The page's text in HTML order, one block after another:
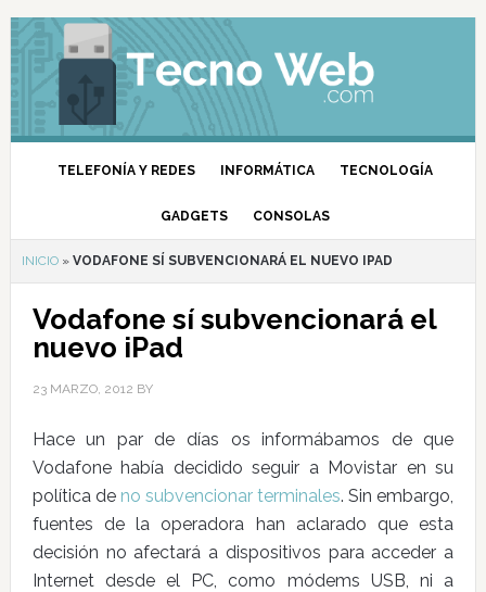
TELEFONÍA Y REDES INFORMÁTICA TECNOLOGÍA
GADGETS CONSOLAS
INICIO» VODAFONE SÍ SUBVENCIONARÁ EL NUEVO IPAD
Vodafone sí subvencionará el
nuevo iPad
23 MARZO, 2012 BY
Hace un par de días os informábamos de que
Vodafone había decidido seguir a Movistar en su
política de no subvencionar terminales. Sin embargo,
fuentes de la operadora han aclarado que esta
decisión no afectará a dispositivos para acceder a
Internet desde el PC, como módems USB, ni a